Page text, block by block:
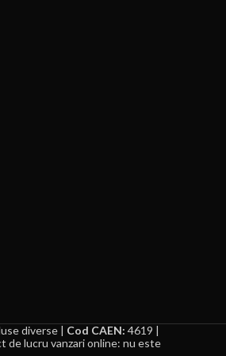
diverse | Cod CAEN: 4619 |
de lucru vanzari online: nu este